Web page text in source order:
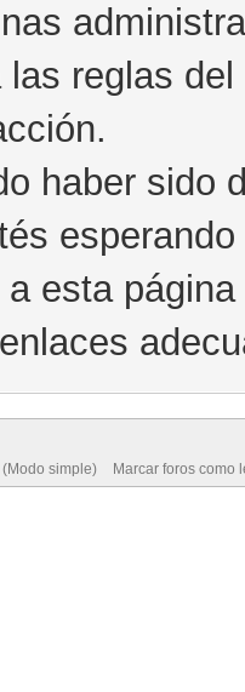
reglas
haber sido
esta
simple) Marcar foros como